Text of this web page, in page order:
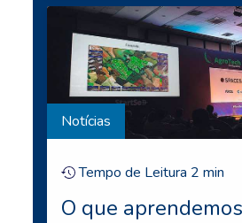
Notícias
Tempo de Leitura 2 min
O que